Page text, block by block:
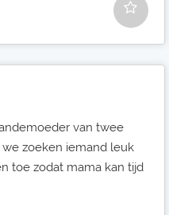
van twee
we zoeken iemand leuk
toe zodat mama kan tijd